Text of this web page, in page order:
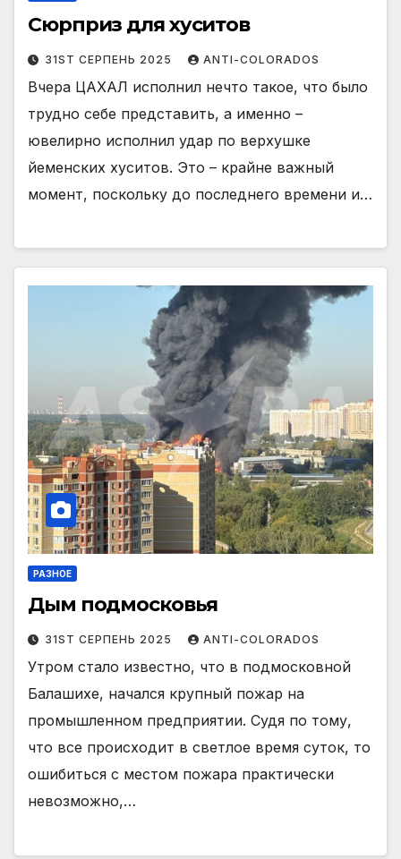
Сюрприз для хуситов
31ST СЕРПЕНЬ 2025 ANTI-COLORADOS
Вчера ЦАХАЛ исполнил нечто такое, что было
трудно себе представить, а именно –
ювелирно исполнил удар по верхушке
йеменских хуситов. Это – крайне важный
момент, поскольку до последнего времени и…
РАЗНОЕ
Дым подмосковья
31ST СЕРПЕНЬ 2025 ANTI-COLORADOS
Утром стало известно, что в подмосковной
Балашихе, начался крупный пожар на
промышленном предприятии. Судя по тому,
что все происходит в светлое время суток, то
ошибиться с местом пожара практически
невозможно,…